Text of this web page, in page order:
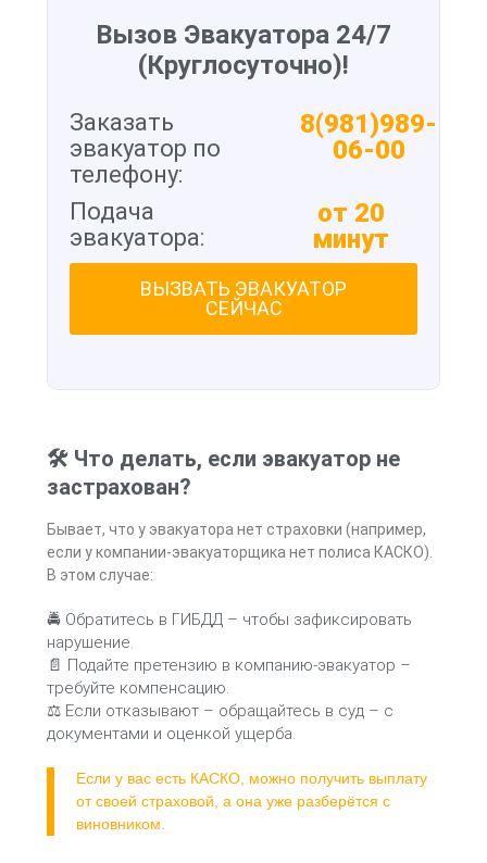
Вызов Эвакуатора 24/7
(Круглосуточно)!
Заказать
эвакуатор по
телефону:
8(981)989-
06-00
Подача
эвакуатора:
от 20
минут
ВЫЗВАТЬ ЭВАКУАТОР
СЕЙЧАС
🛠 Что делать, если эвакуатор не
застрахован?
Бывает, что у эвакуатора нет страховки (например,
если у компании-эвакуаторщика нет полиса КАСКО).
В этом случае:
🚔 Обратитесь в ГИБДД – чтобы зафиксировать
нарушение.
📄 Подайте претензию в компанию-эвакуатор –
требуйте компенсацию.
⚖ Если отказывают – обращайтесь в суд – с
документами и оценкой ущерба.
Если у вас есть КАСКО, можно получить выплату
от своей страховой, а она уже разберётся с
виновником.